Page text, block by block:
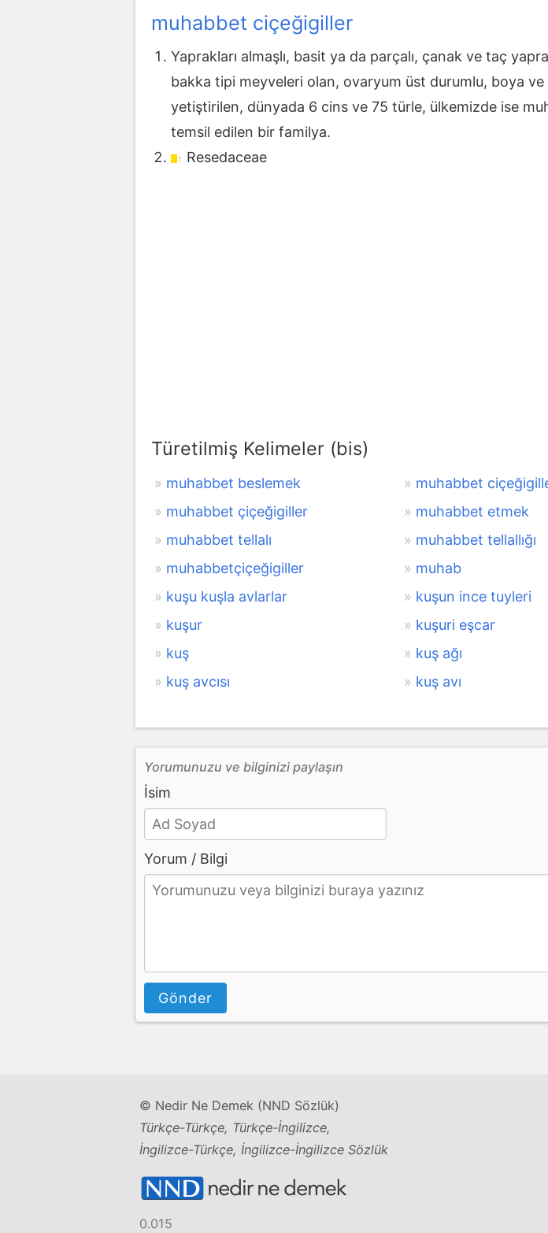
muhabbet ciçeğigiller
Yaprakları almaşlı, basit ya da parçalı, çanak ve taç
bakka tipi meyveleri olan, ovaryum üst durumlu, boya
yetiştirilen, dünyada 6 cins ve 75 türle, ülkemizde ise
temsil edilen bir familya.
Resedaceae
Türetilmiş Kelimeler (bis)
muhabbet beslemek muhabbet
muhabbet çiçeğigiller
muhabbet etmek
muhabbet tellalı
muhabbet tellallığı
muhabbetçiçeğigiller
muhab
kuşu kuşla avlarlar
kuşun ince tuyleri
kuşur
kuşuri eşcar
kuş
kuş ağı
kuş avcısı
kuş avı
Yorumunuzu ve bilginizi paylaşın
İsim
Yorum / Bilgi
Gönder
© Nedir Ne Demek (NND Sözlük)
Türkçe-Türkçe, Türkçe-İngilizce,
İngilizce-Türkçe, İngilizce-İngilizce Sözlük
0.015